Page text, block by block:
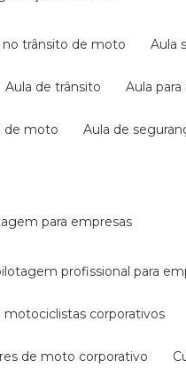
no trânsito de moto
aula de trânsito aula
de moto aula de
para empresas
profissional para
motociclistas corporativos
de moto corporativo